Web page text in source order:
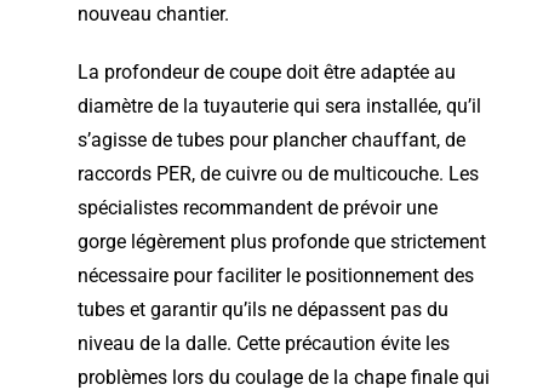
nouveau chantier.
La profondeur de coupe doit être adaptée au
diamètre de la tuyauterie qui sera installée, qu’il
s’agisse de tubes pour plancher chauffant, de
raccords PER, de cuivre ou de multicouche. Les
spécialistes recommandent de prévoir une
gorge légèrement plus profonde que strictement
nécessaire pour faciliter le positionnement des
tubes et garantir qu’ils ne dépassent pas du
niveau de la dalle. Cette précaution évite les
problèmes lors du coulage de la chape finale qui